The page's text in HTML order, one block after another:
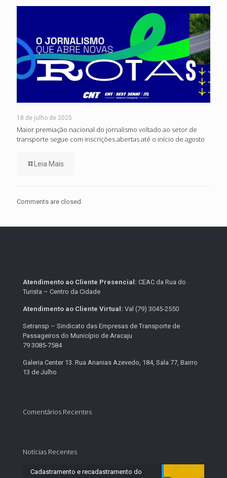
18 de julho de 2025
Maior premiação nacional do jornalismo voltado ao setor de
transporte segue com inscrições abertas até o início de agosto
Leia Mais
Comments are closed.
Atendimento ao Cliente Presencial: CEAC da Rua do
Turista – Centro da Cidade
Atendimento ao Cliente Virtual: Val (79) 3045-2550
Setransp – Sindicato das Empresas de Transporte de
Passageiros do Município de Aracaju
79 3085-7584
Galeria Center 13. Rua Ananias Azevedo, 184, Sala 77, Bairro
13 de Julho
Comentários Recentes
Notícias Recentes
Cadastramento e recadastramento do